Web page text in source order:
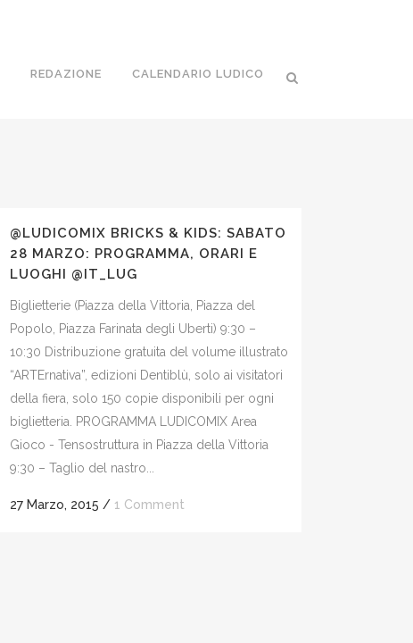
REDAZIONE CALENDARIO LUDICO
@LUDICOMIX BRICKS & KIDS: SABATO
28 MARZO: PROGRAMMA, ORARI E
LUOGHI @IT_LUG
Biglietterie (Piazza della Vittoria, Piazza del
Popolo, Piazza Farinata degli Uberti) 9:30 –
10:30 Distribuzione gratuita del volume illustrato
“ARTErnativa”, edizioni Dentiblù, solo ai visitatori
della fiera, solo 150 copie disponibili per ogni
biglietteria. PROGRAMMA LUDICOMIX Area
Gioco - Tensostruttura in Piazza della Vittoria
9:30 – Taglio del nastro...
27 Marzo, 2015 / 1 Comment